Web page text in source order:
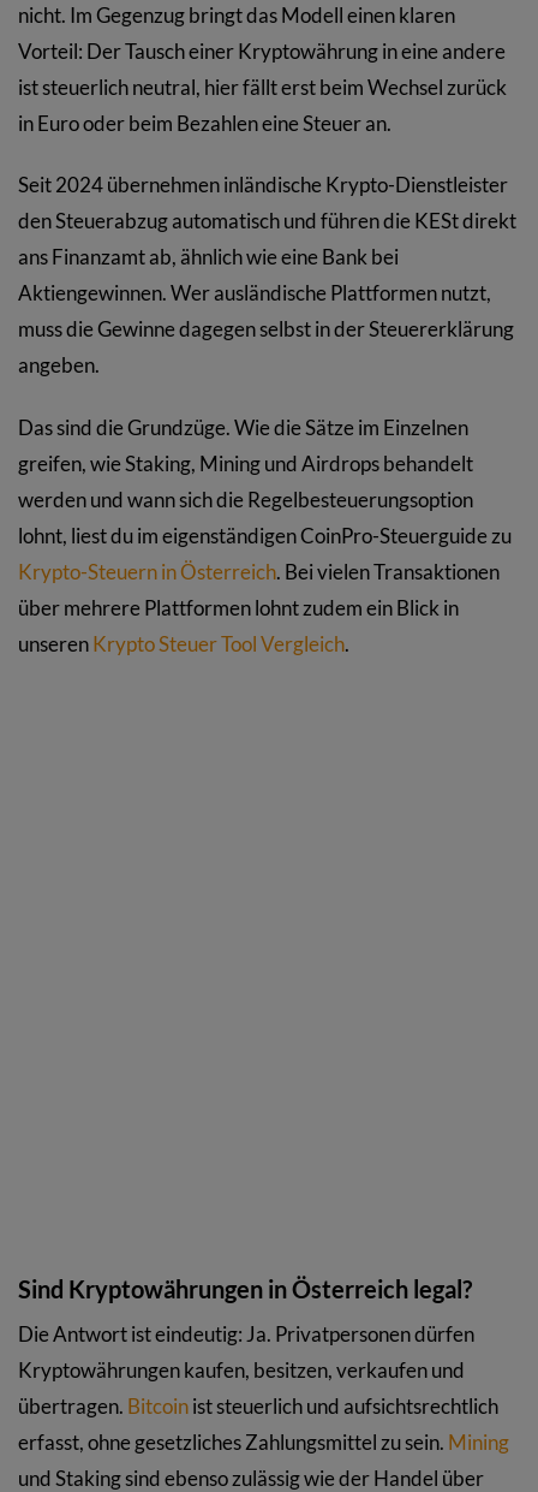
nicht. Im Gegenzug bringt das Modell einen klaren
Vorteil: Der Tausch einer Kryptowährung in eine andere
ist steuerlich neutral, hier fällt erst beim Wechsel zurück
in Euro oder beim Bezahlen eine Steuer an.
Seit 2024 übernehmen inländische Krypto-Dienstleister
den Steuerabzug automatisch und führen die KESt direkt
ans Finanzamt ab, ähnlich wie eine Bank bei
Aktiengewinnen. Wer ausländische Plattformen nutzt,
muss die Gewinne dagegen selbst in der Steuererklärung
angeben.
Das sind die Grundzüge. Wie die Sätze im Einzelnen
greifen, wie Staking, Mining und Airdrops behandelt
werden und wann sich die Regelbesteuerungsoption
lohnt, liest du im eigenständigen CoinPro-Steuerguide zu
Krypto-Steuern in Österreich. Bei vielen Transaktionen
über mehrere Plattformen lohnt zudem ein Blick in
unserenKrypto Steuer Tool Vergleich.
Sind Kryptowährungen in Österreich legal?
Die Antwort ist eindeutig: Ja. Privatpersonen dürfen
Kryptowährungen kaufen, besitzen, verkaufen und
übertragen. Bitcoinist steuerlich und aufsichtsrechtlich
erfasst, ohne gesetzliches Zahlungsmittel zu sein. Mining
und Staking sind ebenso zulässig wie der Handel über